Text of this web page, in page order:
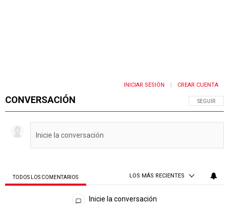
CONVERSACIÓN SIGA ESTA
SEGUIR
INICIAR SESIÓN CREAR CUENTA
TODOS LOS COMENTARIOS LOS MÁS RECIENTES
Todos los comentarios
Inicie la conversación